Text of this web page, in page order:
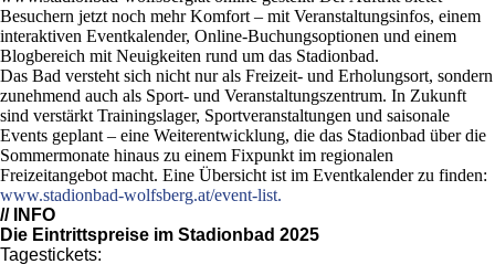
Besuchern jetzt noch mehr Komfort – mit Veranstaltungsinfos, einem
interaktiven Eventkalender, Online-Buchungsoptionen und einem
Blogbereich mit Neuigkeiten rund um das Stadionbad.
Das Bad versteht sich nicht nur als Freizeit- und Erholungsort, sondern
zunehmend auch als Sport- und Veranstaltungszentrum. In Zukunft
sind verstärkt Trainingslager, Sportveranstaltungen und saisonale
Events geplant – eine Weiterentwicklung, die das Stadionbad über die
Sommermonate hinaus zu einem Fixpunkt im regionalen
Freizeitangebot macht. Eine Übersicht ist im Eventkalender zu finden:
www.stadionbad-wolfsberg.at/event-list.
// INFO
Die Eintrittspreise im Stadionbad 2025
Tagestickets: